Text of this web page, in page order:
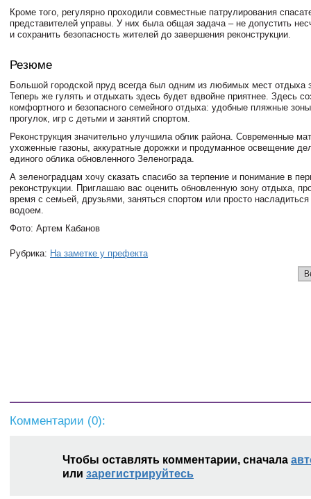
Кроме того, регулярно проходили совместные патрулирования
представителей управы. У них была общая задача – не допустить
и сохранить безопасность жителей до завершения реконструкции.
Резюме
Большой городской пруд всегда был одним из любимых мест отдыха
Теперь же гулять и отдыхать здесь будет вдвойне приятнее. Здесь
комфортного и безопасного семейного отдыха: удобные пляжные
прогулок, игр с детьми и занятий спортом.
Реконструкция значительно улучшила облик района. Современные
ухоженные газоны, аккуратные дорожки и продуманное освещение
единого облика обновленного Зеленограда.
А зеленоградцам хочу сказать спасибо за терпение и понимание в
реконструкции. Приглашаю вас оценить обновленную зону отдыха,
время с семьей, друзьями, заняться спортом или просто
водоем.
Фото: Артем Кабанов
Рубрика: На заметке у префекта
Комментарии (0):
Чтобы оставлять комментарии, сначала
или зарегистрируйтесь